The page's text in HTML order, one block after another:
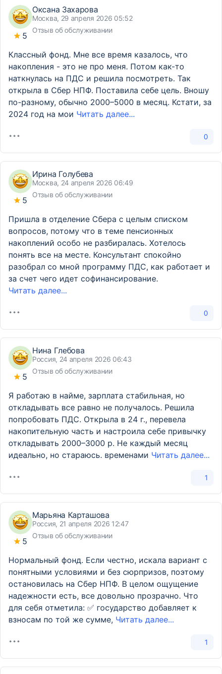
5
Оксана Захарова
Москва, 29 апреля 2026 05:52
Отзыв об обслуживании
Классный фонд. Мне все время казалось, что
накопления - это не про меня. Потом как-то
наткнулась на ПДС и решила посмотреть. Так
открыла в Сбер НПФ. Поставила себе цель. Вношу
по-разному, обычно 2000–5000 в месяц. Кстати, за
2024 год на мои Читать далее...
0
5
Ирина Голубева
Москва, 24 апреля 2026 06:49
Отзыв об обслуживании
Пришла в отделение Сбера с целым списком
вопросов, потому что в теме пенсионных
накоплений особо не разбиралась. Хотелось
понять все на месте. Консультант спокойно
разобрал со мной программу ПДС, как работает и
за счет чего идет софинансирование.
Читать далее...
0
5
Нина Глебова
Россия, 24 апреля 2026 06:43
Отзыв об обслуживании
Я работаю в найме, зарплата стабильная, но
откладывать все равно не получалось. Решила
попробовать ПДС. Открыла в 24 г., перевела
накопительную часть и настроила себе привычку
откладывать 2000–3000 р. Не каждый месяц
идеально, но стараюсь. временами Читать далее...
1
5
Марьяна Карташова
Россия, 21 апреля 2026 12:47
Отзыв об обслуживании
Нормальный фонд. Если честно, искала вариант с
понятными условиями и без сюрпризов, поэтому
остановилась на Сбер НПФ. В целом ощущение
надежности есть, все довольно прозрачно. Что
для себя отметила: ✅ государство добавляет к
взносам по той же сумме, Читать далее...
1